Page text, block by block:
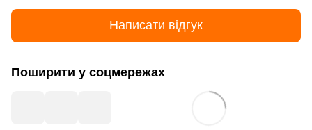
Написати відгук
Поширити у соцмережах